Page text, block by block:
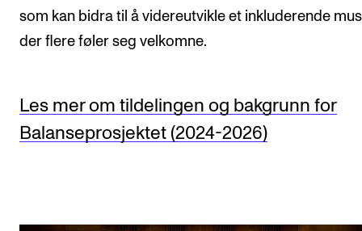
som kan bidra til å videreutvikle et inkluderende
der flere føler seg velkomne.
Les mer om tildelingen og bakgrunn for
Balanseprosjektet (2024-2026)